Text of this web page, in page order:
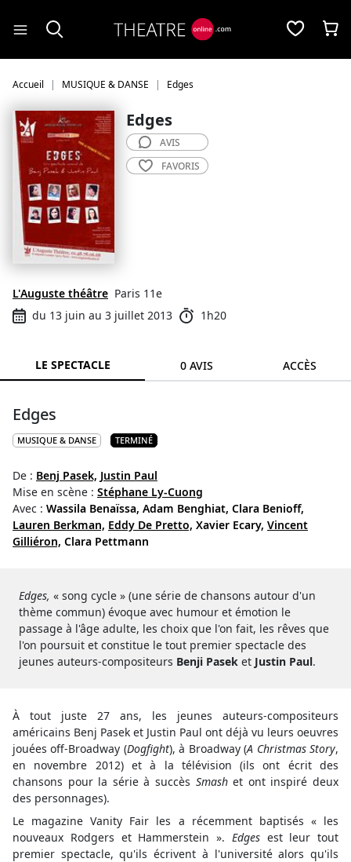
Accueil MUSIQUE & DANSE Edges
Edges
L'Auguste théâtre Paris 11e
du 13 juin au 3 juillet 2013
1h20
AVIS
FAVORIS
LE SPECTACLE 0 AVIS ACCÈS
Edges
MUSIQUE & DANSE TERMINÉ
De : Benj Pasek, Justin Paul
Mise en scène : Stéphane Ly-Cuong
Avec : Wassila Benaïssa, Adam Benghiat, Clara Benioff,
Lauren Berkman, Eddy De Pretto, Xavier Ecary, Vincent
Gilliéron, Clara Pettmann
Edges, « song cycle » (une série de chansons autour d'un
thème commun) évoque avec humour et émotion le
passage à l'âge adulte, les choix que l'on fait, les rêves que
l'on poursuit et constitue le tout premier spectacle des
jeunes auteurs-compositeurs Benji Pasek et Justin Paul.
À tout juste 27 ans, les jeunes auteurs-compositeurs
américains Benj Pasek et Justin Paul ont déjà vu leurs oeuvres
jouées off-Broadway (Dogfight), à Broadway (A Christmas Story,
en novembre 2012) et à la télévision (ils ont écrit des
chansons pour la série à succès Smashet ont inspiré deux
des personnages).
Le magazine Vanity Fair les a récemment baptisés « les
nouveaux Rodgers et Hammerstein ». Edgesest leur tout
premier spectacle, qu'ils écrivent à l'université alors qu'ils